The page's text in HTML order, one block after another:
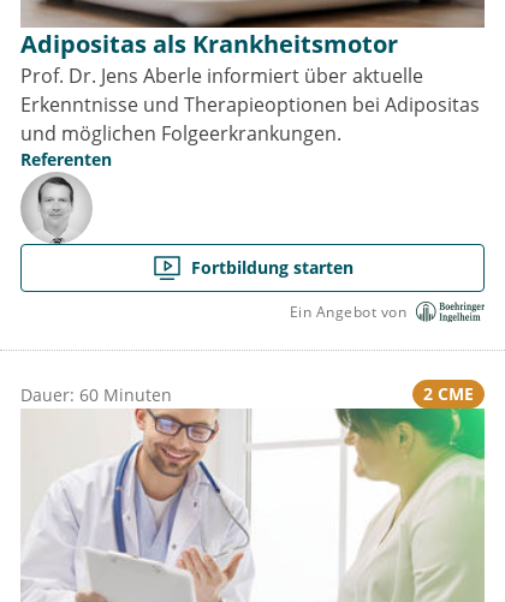
Adipositas als Krankheitsmotor
Prof. Dr. Jens Aberle informiert über aktuelle
Erkenntnisse und Therapieoptionen bei Adipositas
und möglichen Folgeerkrankungen.
Referenten
Fortbildung starten
Ein Angebot von
Dauer: 60 Minuten 2 CME